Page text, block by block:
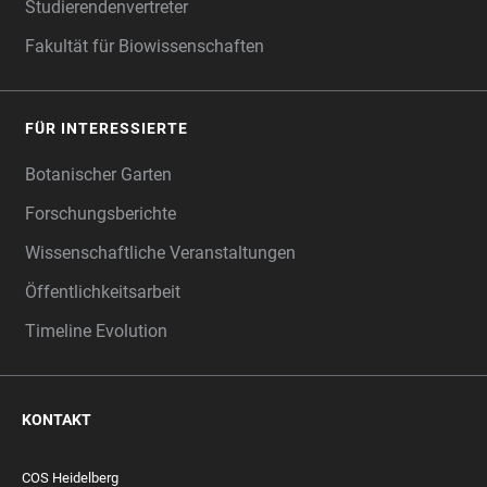
Studierendenvertreter
Fakultät für Biowissenschaften
FÜR INTERESSIERTE
Botanischer Garten
Forschungsberichte
Wissenschaftliche Veranstaltungen
Öffentlichkeitsarbeit
Timeline Evolution
KONTAKT
COS Heidelberg